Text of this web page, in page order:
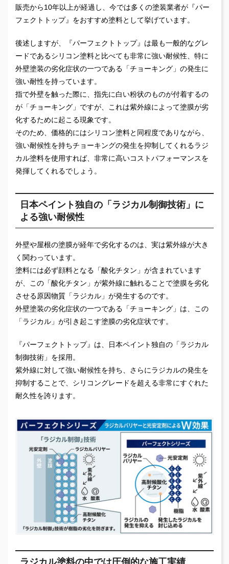
販売から10年以上が経過し、今では多くの塗装業者が『パー
フェクトトップ』をおすすめ塗料として挙げています。
後述しますが、『パーフェクトトップ』は最も一般的なグレ
ードであるシリコン塗料と比べても非常に強い耐候性、特に
外壁塗装の劣化症状の一つである「チョーキング」の発生に
強い耐性を持っています。
指で外壁を触った際に、指先に白い粉状のものが付着するの
が「チョーキング」ですが、これは紫外線によって塗膜が劣
化するために起こる現象です。
そのため、価格的にはシリコン塗料と同程度でありながら、
強い耐候性を持ちチョーキングの発生を抑制してくれるラジ
カル塗料を使用すれば、非常に高いコストパフォーマンスを
発揮してくれるでしょう。
日本ペイント独自の「ラジカル制御技術」に
よる強い耐候性
外壁や屋根の塗膜が経年で劣化するのは、実は紫外線が大き
く関わっています。
塗料には必ず顔料となる「酸化チタン」が含まれています
が、この「酸化チタン」が紫外線に触れることで塗膜を劣化
させる原因物質「ラジカル」が発生するのです。
外壁塗装の劣化症状の一つである「チョーキング」は、この
「ラジカル」が引き起こす塗膜の劣化症状です。
『パーフェクトトップ』は、日本ペイント独自の「ラジカル
制御技術」を採用。
紫外線に対して強い耐候性を持ち、さらにラジカルの発生を
抑制することで、シリコングレードを超える非常にすぐれた
耐久性を誇ります。
ラジカル塗料の中では圧倒的な施工実績